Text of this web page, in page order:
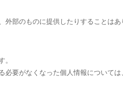
部のものに提供したりすることはあ
。
要がなくなった個人情報については